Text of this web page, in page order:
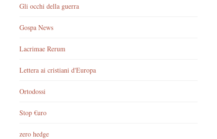
Gli occhi della guerra
Gospa News
Lacrimae Rerum
Lettera ai cristiani d'Europa
Ortodossi
Stop €uro
zero hedge